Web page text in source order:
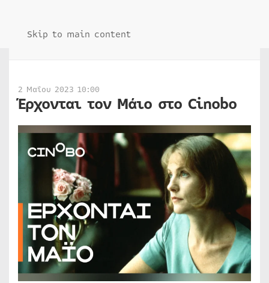
Skip to main content
2 Μαΐου 2023 10:00
Έρχονται τον Μάιο στο Cinobo